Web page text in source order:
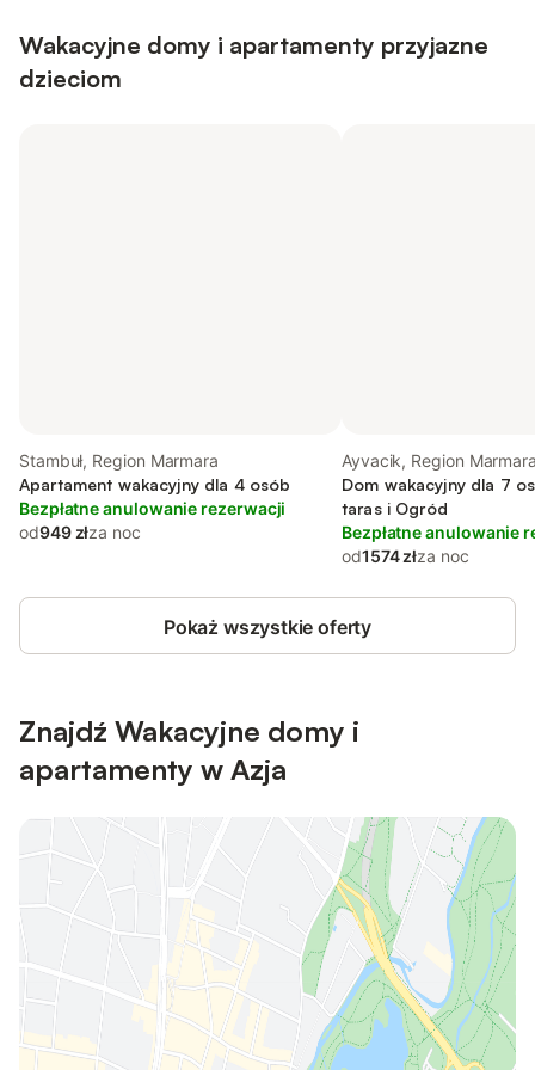
Wakacyjne domy i apartamenty przyjazne
dzieciom
Stambuł, Region Marmara
Apartament wakacyjny dla 4 osób
Bezpłatne anulowanie rezerwacji
od949 złza noc
Ayvacik, Region
Dom wakacyjny dla 7
taras i Ogród
Bezpłatne anulowanie
od1574 złza noc
Pokaż wszystkie oferty
Znajdź Wakacyjne domy i
apartamenty w Azja